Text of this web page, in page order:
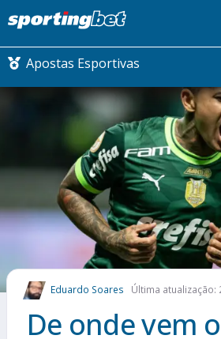
Apostas Esportivas
CONMEBOL
FUTEBOL NACIONAL
FUTEBOL INTERNACIONAL
COMO APOSTAR
MAIS ESPORTES
Eduardo Soares Última atualização:
De onde vem